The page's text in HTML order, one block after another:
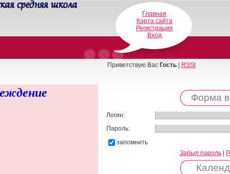
Главная
Карта сайта
Регистрация
Вход
Приветствую Вас Гость| RSS|
Форма
Логин:
Пароль:
запомнить
Забыл пароль